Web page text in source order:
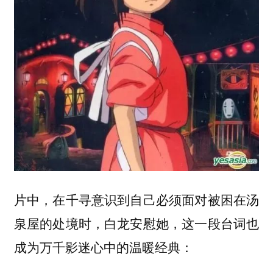
片中，在千寻意识到自己必须面对被困在汤
泉屋的处境时，白龙安慰她，这一段台词也
成为万千影迷心中的温暖经典：